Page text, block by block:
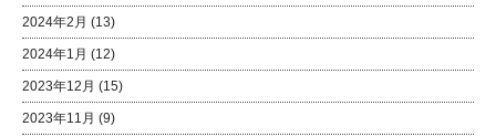
2024年2月 (13)
2024年1月 (12)
2023年12月 (15)
2023年11月 (9)